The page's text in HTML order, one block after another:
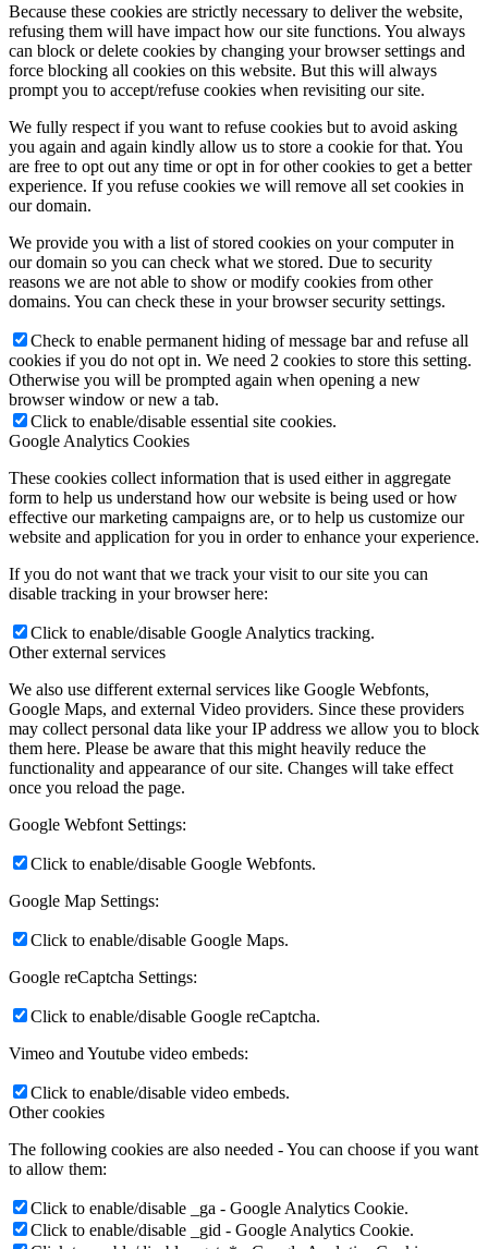
Because these cookies are strictly necessary to deliver the website,
refusing them will have impact how our site functions. You always
can block or delete cookies by changing your browser settings and
force blocking all cookies on this website. But this will always
prompt you to accept/refuse cookies when revisiting our site.
We fully respect if you want to refuse cookies but to avoid asking
you again and again kindly allow us to store a cookie for that. You
are free to opt out any time or opt in for other cookies to get a better
experience. If you refuse cookies we will remove all set cookies in
our domain.
We provide you with a list of stored cookies on your computer in
our domain so you can check what we stored. Due to security
reasons we are not able to show or modify cookies from other
domains. You can check these in your browser security settings.
Check to enable permanent hiding of message bar and refuse all
cookies if you do not opt in. We need 2 cookies to store this setting.
Otherwise you will be prompted again when opening a new
browser window or new a tab.
Click to enable/disable essential site cookies.
Google Analytics Cookies
These cookies collect information that is used either in aggregate
form to help us understand how our website is being used or how
effective our marketing campaigns are, or to help us customize our
website and application for you in order to enhance your experience.
If you do not want that we track your visit to our site you can
disable tracking in your browser here:
Click to enable/disable Google Analytics tracking.
Other external services
We also use different external services like Google Webfonts,
Google Maps, and external Video providers. Since these providers
may collect personal data like your IP address we allow you to block
them here. Please be aware that this might heavily reduce the
functionality and appearance of our site. Changes will take effect
once you reload the page.
Google Webfont Settings:
Click to enable/disable Google Webfonts.
Google Map Settings:
Click to enable/disable Google Maps.
Google reCaptcha Settings:
Click to enable/disable Google reCaptcha.
Vimeo and Youtube video embeds:
Click to enable/disable video embeds.
Other cookies
The following cookies are also needed - You can choose if you want
to allow them:
Click to enable/disable _ga - Google Analytics Cookie.
Click to enable/disable _gid - Google Analytics Cookie.